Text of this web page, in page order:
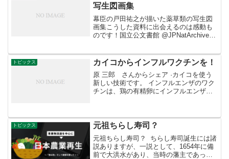
写生図画集
幕臣の戸田祐之が描いた薬草類の写生図
画集こうした資料に出会えるのは感動も
のです！国立公文書館 @JPNatArchives
翼』に描かれた「ササユリ」です。同書
は幕臣の...
トピックス カイコからインフルワクチンを！
原 三郎 さんからシェア ·カイコを使う
新しい技術です。 インフルエンザのワク
チンは、鶏の有精卵にインフルエンザウ
ます。 インフルエ...
トピックス 元祖ちらし寿司？
元祖ちらし寿司？ ちらし寿司誕生には諸
説ありますが、一説として、1654年に備
前で大洪水があり、当時の藩主であった